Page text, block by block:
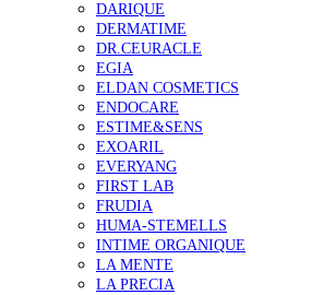
DARIQUE
DERMATIME
DR.CEURACLE
EGIA
ELDAN COSMETICS
ENDOCARE
ESTIME&SENS
EXOARIL
EVERYANG
FIRST LAB
FRUDIA
HUMA-STEMELLS
INTIME ORGANIQUE
LA MENTE
LA PRECIA